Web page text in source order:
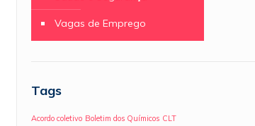
Vagas de Emprego
Tags
Acordo coletivo Boletim dos Químicos CLT